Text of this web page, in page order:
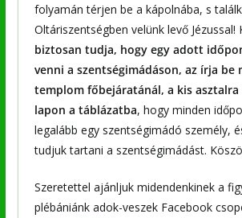
folyamán térjen be a kápolnába, s
Oltáriszentségben velünk levő Jézussal!
biztosan tudja, hogy egy adott
venni a szentségimádáson, az írja be
templom főbejáratánál, a kis
lapon a táblázatba, hogy minden
legalább egy szentségimádó személy,
tudjuk tartani a szentségimádást.
Szeretettel ajánljuk midendenkinek a
plébániánk adok-veszek Facebook